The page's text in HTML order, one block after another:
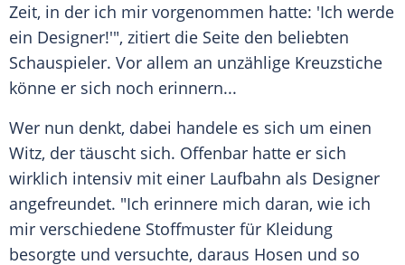
Zeit, in der ich mir vorgenommen hatte: 'Ich werde
ein Designer!'", zitiert die Seite den beliebten
Schauspieler. Vor allem an unzählige Kreuzstiche
könne er sich noch erinnern...
Wer nun denkt, dabei handele es sich um einen
Witz, der täuscht sich. Offenbar hatte er sich
wirklich intensiv mit einer Laufbahn als Designer
angefreundet. "Ich erinnere mich daran, wie ich
mir verschiedene Stoffmuster für Kleidung
besorgte und versuchte, daraus Hosen und so